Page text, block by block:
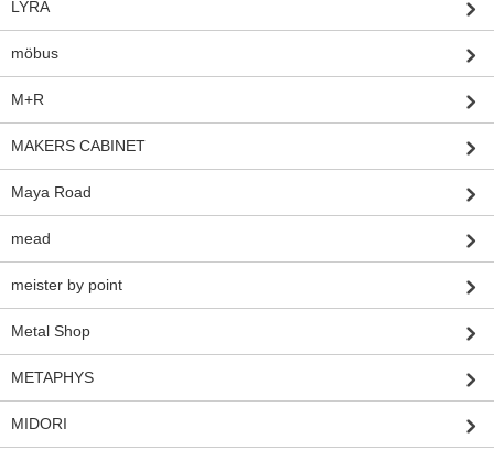
LYRA
möbus
M+R
MAKERS CABINET
Maya Road
mead
meister by point
Metal Shop
METAPHYS
MIDORI